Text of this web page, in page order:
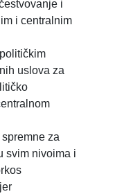
i
i centralnim
uslova za
za
svim nivoima i